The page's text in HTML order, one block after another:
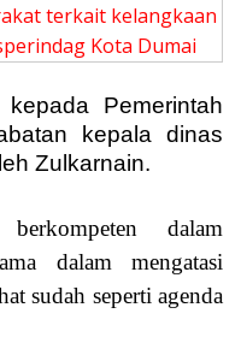
terkait kelangkaan
Kota Dumai
Pemerintah
kepala dinas
Zulkarnain.
dalam
dalam mengatasi
sudah seperti agenda